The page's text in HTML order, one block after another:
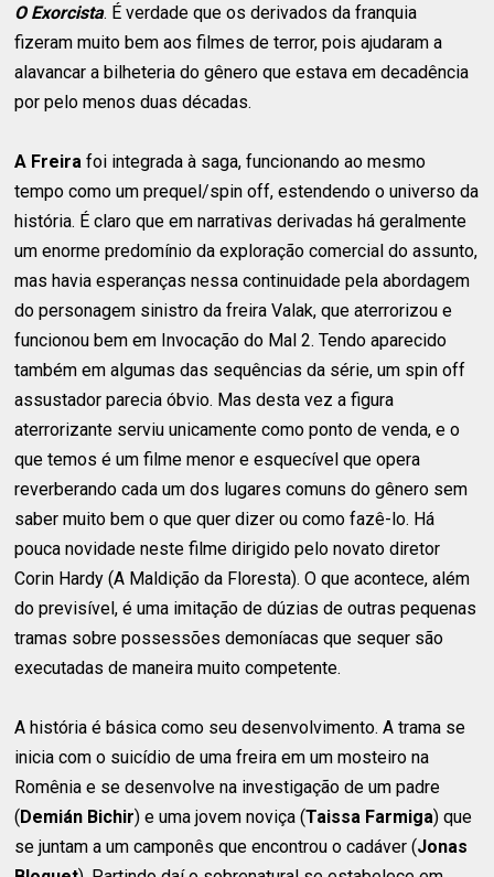
O Exorcista. É verdade que os derivados da franquia
fizeram muito bem aos filmes de terror, pois ajudaram a
alavancar a bilheteria do gênero que estava em decadência
por pelo menos duas décadas.
A Freira foi integrada à saga, funcionando ao mesmo
tempo como um prequel/spin off, estendendo o universo da
história. É claro que em narrativas derivadas há geralmente
um enorme predomínio da exploração comercial do assunto,
mas havia esperanças nessa continuidade pela abordagem
do personagem sinistro da freira Valak, que aterrorizou e
funcionou bem em Invocação do Mal 2. Tendo aparecido
também em algumas das sequências da série, um spin off
assustador parecia óbvio. Mas desta vez a figura
aterrorizante serviu unicamente como ponto de venda, e o
que temos é um filme menor e esquecível que opera
reverberando cada um dos lugares comuns do gênero sem
saber muito bem o que quer dizer ou como fazê-lo. Há
pouca novidade neste filme dirigido pelo novato diretor
Corin Hardy (A Maldição da Floresta). O que acontece, além
do previsível, é uma imitação de dúzias de outras pequenas
tramas sobre possessões demoníacas que sequer são
executadas de maneira muito competente.
A história é básica como seu desenvolvimento. A trama se
inicia com o suicídio de uma freira em um mosteiro na
Romênia e se desenvolve na investigação de um padre
(Demián Bichir) e uma jovem noviça (Taissa Farmiga) que
se juntam a um camponês que encontrou o cadáver (Jonas